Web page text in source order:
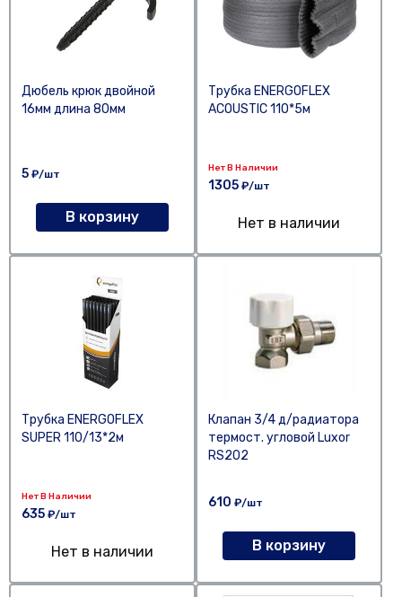
Дюбель крюк двойной
16мм длина 80мм
5 ₽/шт
В корзину
Трубка ENERGOFLEX
ACOUSTIC 110*5м
Нет В Наличии
1305 ₽/шт
Нет в наличии
Трубка ENERGOFLEX
SUPER 110/13*2м
Нет В Наличии
635 ₽/шт
Нет в наличии
Клапан 3/4 д/радиатора
термост. угловой Luxor
RS202
610 ₽/шт
В корзину